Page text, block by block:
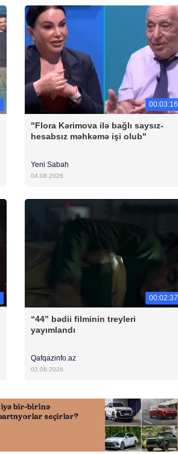
00:03:16
"Flora Kərimova ilə bağlı saysız-
hesabsız məhkəmə işi olub"
Yeni Sabah
04.08.2026
00:02:37
“44” bədii filminin treyleri
yayımlandı
Qafqazinfo.az
02.08.2026